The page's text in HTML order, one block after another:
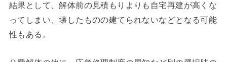
結果として、解体前の見積もりよりも自宅再建が高くな
ってしまい、壊したものの建てられないなどとなる可能
性もある。